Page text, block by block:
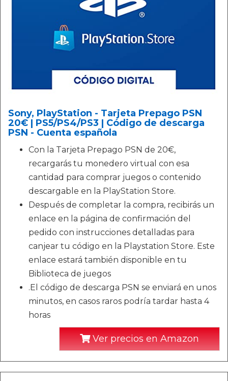
Sony, PlayStation - Tarjeta Prepago PSN
20€ | PS5/PS4/PS3 | Código de descarga
PSN - Cuenta española
Con la Tarjeta Prepago PSN de 20€,
recargarás tu monedero virtual con esa
cantidad para comprar juegos o contenido
descargable en la PlayStation Store.
Después de completar la compra, recibirás un
enlace en la página de confirmación del
pedido con instrucciones detalladas para
canjear tu código en la Playstation Store. Este
enlace estará también disponible en tu
Biblioteca de juegos
.El código de descarga PSN se enviará en unos
minutos, en casos raros podría tardar hasta 4
horas
Ver precios en Amazon